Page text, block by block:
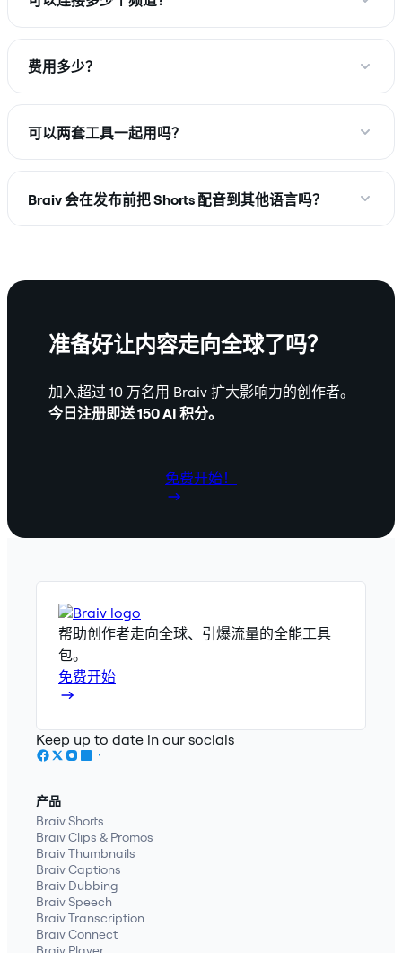
费用多少？
可以两套工具一起用吗？
Braiv 会在发布前把 Shorts 配音到其他语言吗？
准备好让内容走向全球了吗？
加入超过 10 万名用 Braiv 扩大影响力的创作者。
今日注册即送 150 AI 积分。
免费开始！
帮助创作者走向全球、引爆流量的全能工具
包。
免费开始
Keep up to date in our socials
产品
Braiv Shorts
Braiv Clips & Promos
Braiv Thumbnails
Braiv Captions
Braiv Dubbing
Braiv Speech
Braiv Transcription
Braiv Connect